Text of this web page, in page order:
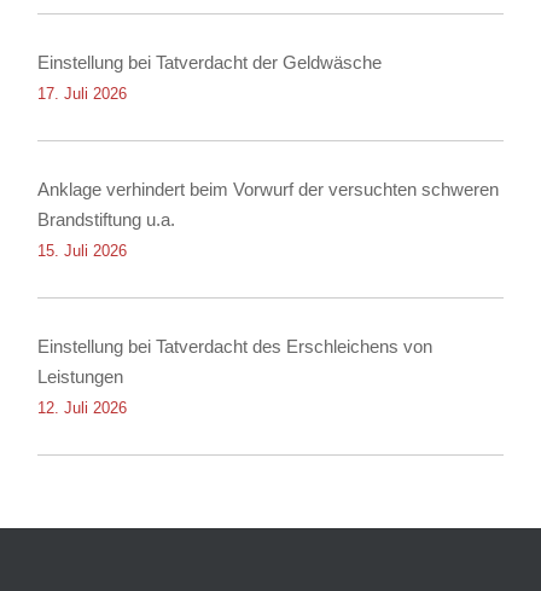
Einstellung bei Tatverdacht der Geldwäsche
17. Juli 2026
Anklage verhindert beim Vorwurf der versuchten schweren
Brandstiftung u.a.
15. Juli 2026
Einstellung bei Tatverdacht des Erschleichens von
Leistungen
12. Juli 2026